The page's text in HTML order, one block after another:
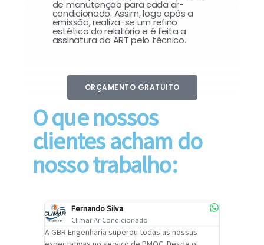
de manutenção para cada ar-
condicionado. Assim, logo após a
emissão, realiza-se um refino
estético do relatório e é feita a
assinatura da ART pelo técnico.
ORÇAMENTO GRATUITO
O que nossos
clientes acham do
nosso trabalho:
Fernando Silva
Climar Ar Condicionado
A GBR Engenharia superou todas as nossas